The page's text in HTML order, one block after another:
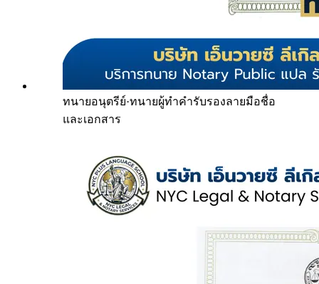
ทนายอนุตรีย์·ทนายผู้ทำคำรับรองลายมือชื่อ
และเอกสาร